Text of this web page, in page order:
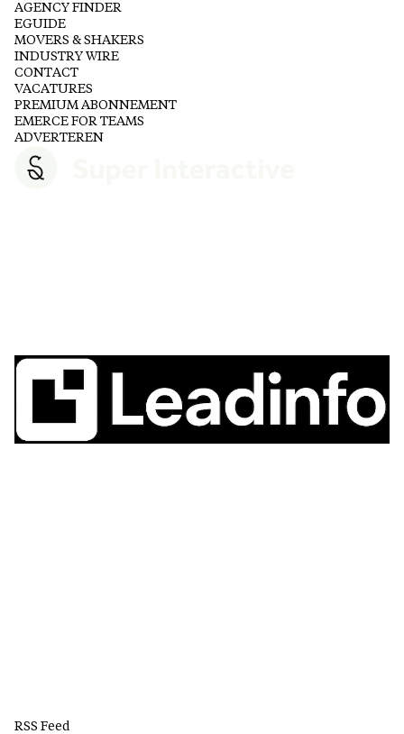
AGENCY FINDER
EGUIDE
MOVERS & SHAKERS
INDUSTRY WIRE
CONTACT
VACATURES
PREMIUM ABONNEMENT
EMERCE FOR TEAMS
ADVERTEREN
RSS Feed